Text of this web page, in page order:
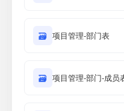
🗃 项目管理-部门表
🗃 项目管理-部门-成员